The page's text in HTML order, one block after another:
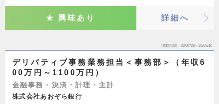
興味あり 詳細へ
掲載期間 26/07/28～26/08/10
デリバティブ事務業務担当＜事務部＞（年収6
00万円～1100万円）
金融事務・決済・計理・主計
株式会社あおぞら銀行